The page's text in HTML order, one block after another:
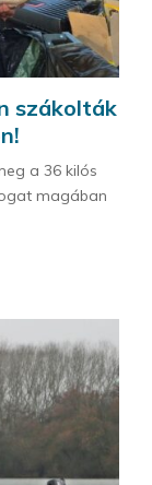
szákolták
a 36 kilós
magában